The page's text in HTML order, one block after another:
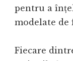
pentru a
modelate
Fiecare